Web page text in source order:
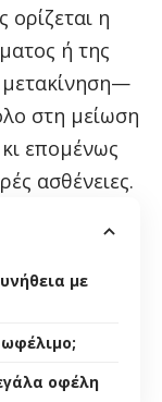
η
ή της
μετακίνηση—
στη μείωση
επομένως
ασθένειες.
με
οφέλη